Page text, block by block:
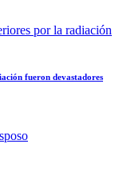
fueron devastadores